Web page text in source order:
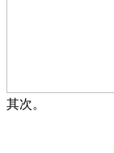
其次。